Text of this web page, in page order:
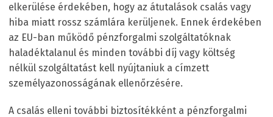
elkerülése érdekében, hogy az átutalások csalás vagy
hiba miatt rossz számlára kerüljenek. Ennek érdekében
az EU-ban működő pénzforgalmi szolgáltatóknak
haladéktalanul és minden további díj vagy költség
nélkül szolgáltatást kell nyújtaniuk a címzett
személyazonosságának ellenőrzésére.
A csalás elleni további biztosítékként a pénzforgalmi